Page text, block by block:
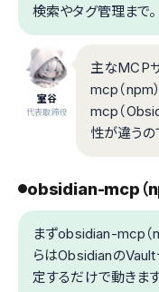
検索やタグ管理まで。
室谷
代表取締役
主なMCP
mcp（npm
mcp（
性が違うの
obsidian-mcp（
まずobsidian-mcp（
らはObsidianのVault
定するだけで動きます